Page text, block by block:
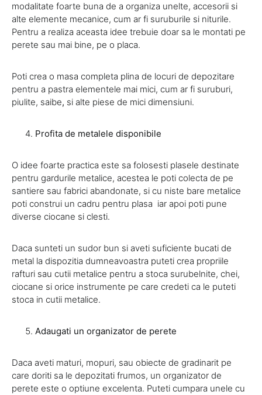
modalitate foarte buna de a organiza unelte, accesorii si
alte elemente mecanice, cum ar fi suruburile si niturile.
Pentru a realiza aceasta idee trebuie doar sa le montati pe
perete sau mai bine, pe o placa.
Poti crea o masa completa plina de locuri de depozitare
pentru a pastra elementele mai mici, cum ar fi suruburi,
piulite, saibe, si alte piese de mici dimensiuni.
Profita de metalele disponibile
O idee foarte practica este sa folosesti plasele destinate
pentru gardurile metalice, acestea le poti colecta de pe
santiere sau fabrici abandonate, si cu niste bare metalice
poti construi un cadru pentru plasa iar apoi poti pune
diverse ciocane si clesti.
Daca sunteti un sudor bun si aveti suficiente bucati de
metal la dispozitia dumneavoastra puteti crea propriile
rafturi sau cutii metalice pentru a stoca surubelnite, chei,
ciocane si orice instrumente pe care credeti ca le puteti
stoca in cutii metalice.
Adaugati un organizator de perete
Daca aveti maturi, mopuri, sau obiecte de gradinarit pe
care doriti sa le depozitati frumos, un organizator de
perete este o optiune excelenta. Puteti cumpara unele cu